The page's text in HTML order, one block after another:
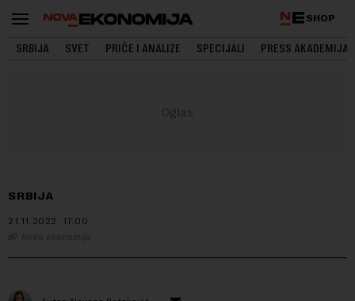
SHOP
SRBIJA SVET PRIČE I ANALIZE SPECIJALI PRESS AKADEMIJA
SRBIJA
21.11.2022. 17:00
Nova ekonomija